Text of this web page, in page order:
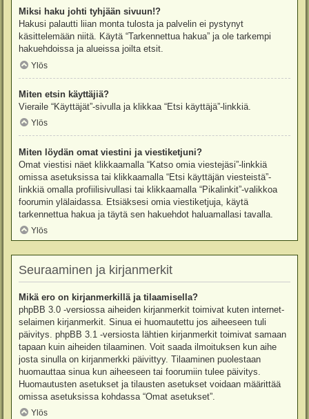
Miksi haku johti tyhjään sivuun!?
Hakusi palautti liian monta tulosta ja palvelin ei pystynyt
käsittelemään niitä. Käytä “Tarkennettua hakua” ja ole tarkempi
hakuehdoissa ja alueissa joilta etsit.
Ylös
Miten etsin käyttäjiä?
Vieraile “Käyttäjät”-sivulla ja klikkaa “Etsi käyttäjä”-linkkiä.
Ylös
Miten löydän omat viestini ja viestiketjuni?
Omat viestisi näet klikkaamalla “Katso omia viestejäsi”-linkkiä
omissa asetuksissa tai klikkaamalla “Etsi käyttäjän viesteistä”-
linkkiä omalla profiilisivullasi tai klikkaamalla “Pikalinkit”-valikkoa
foorumin ylälaidassa. Etsiäksesi omia viestiketjuja, käytä
tarkennettua hakua ja täytä sen hakuehdot haluamallasi tavalla.
Ylös
Seuraaminen ja kirjanmerkit
Mikä ero on kirjanmerkillä ja tilaamisella?
phpBB 3.0 -versiossa aiheiden kirjanmerkit toimivat kuten internet-
selaimen kirjanmerkit. Sinua ei huomautettu jos aiheeseen tuli
päivitys. phpBB 3.1 -versiosta lähtien kirjanmerkit toimivat samaan
tapaan kuin aiheiden tilaaminen. Voit saada ilmoituksen kun aihe
josta sinulla on kirjanmerkki päivittyy. Tilaaminen puolestaan
huomauttaa sinua kun aiheeseen tai foorumiin tulee päivitys.
Huomautusten asetukset ja tilausten asetukset voidaan määrittää
omissa asetuksissa kohdassa “Omat asetukset”.
Ylös